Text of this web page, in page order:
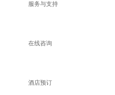
服务与支持
在线咨询
酒店预订